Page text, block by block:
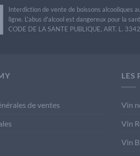
Interdiction de vente de boissons alcooliques
ligne. L'abus d'alcool est dangereux pour la
CODE DE LA SANTE PUBLIQUE, ART. L.
de ventes
LES
Vin
Vin
Vin